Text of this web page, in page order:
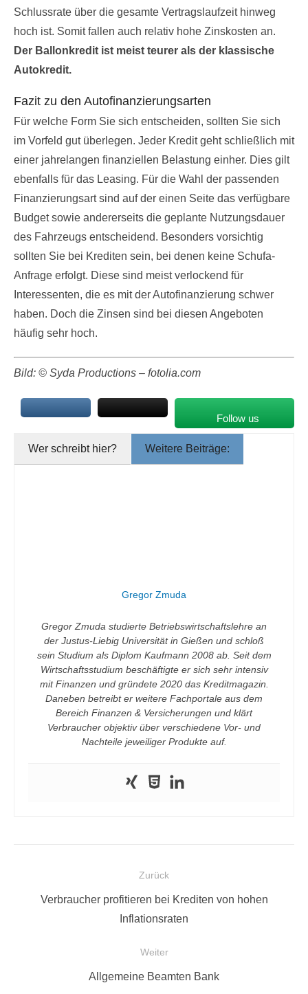
Schlussrate über die gesamte Vertragslaufzeit hinweg
hoch ist. Somit fallen auch relativ hohe Zinskosten an.
Der Ballonkredit ist meist teurer als der klassische
Autokredit.
Fazit zu den Autofinanzierungsarten
Für welche Form Sie sich entscheiden, sollten Sie sich
im Vorfeld gut überlegen. Jeder Kredit geht schließlich mit
einer jahrelangen finanziellen Belastung einher. Dies gilt
ebenfalls für das Leasing. Für die Wahl der passenden
Finanzierungsart sind auf der einen Seite das verfügbare
Budget sowie andererseits die geplante Nutzungsdauer
des Fahrzeugs entscheidend. Besonders vorsichtig
sollten Sie bei Krediten sein, bei denen keine Schufa-
Anfrage erfolgt. Diese sind meist verlockend für
Interessenten, die es mit der Autofinanzierung schwer
haben. Doch die Zinsen sind bei diesen Angeboten
häufig sehr hoch.
Bild: © Syda Productions – fotolia.com
Follow us
Wer schreibt hier? Weitere Beiträge:
Gregor Zmuda
Gregor Zmuda studierte Betriebswirtschaftslehre an
der Justus-Liebig Universität in Gießen und schloß
sein Studium als Diplom Kaufmann 2008 ab. Seit dem
Wirtschaftsstudium beschäftigte er sich sehr intensiv
mit Finanzen und gründete 2020 das Kreditmagazin.
Daneben betreibt er weitere Fachportale aus dem
Bereich Finanzen & Versicherungen und klärt
Verbraucher objektiv über verschiedene Vor- und
Nachteile jeweiliger Produkte auf.
BeitragsnavigationZurück
Vorheriger
Verbraucher profitieren bei Krediten von hohen
Inflationsraten
Weiter
Nächster
Allgemeine Beamten Bank